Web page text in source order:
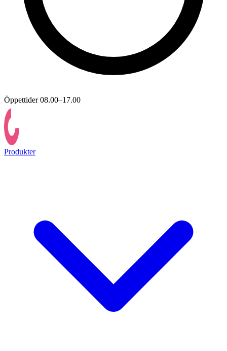
Öppettider 08.00–17.00
Produkter